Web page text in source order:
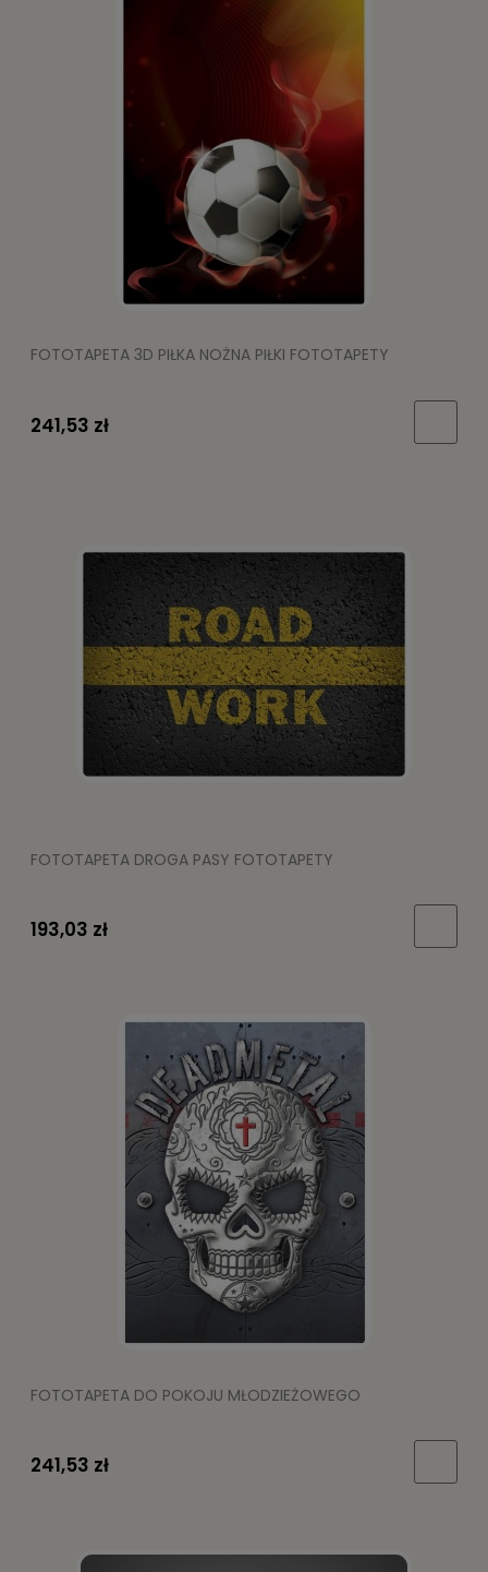
FOTOTAPETA 3D PIŁKA NOŻNA PIŁKI FOTOTAPETY
241,53 zł
FOTOTAPETA DROGA PASY FOTOTAPETY
193,03 zł
FOTOTAPETA DO POKOJU MŁODZIEŻOWEGO
241,53 zł